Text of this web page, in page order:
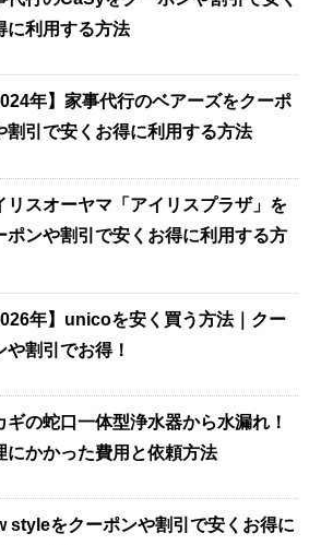
に利用する方法
年】家事代行のベアーズをクーポ
割引で安くお得に利用する方法
リスオーヤマ「アイリスプラザ」を
ポンや割引で安くお得に利用する方
年】unicoを安く買う方法｜クー
や割引でお得！
ギの蛇口一体型浄水器から水漏れ！
にかかった費用と依頼方法
styleをクーポンや割引で安くお得に